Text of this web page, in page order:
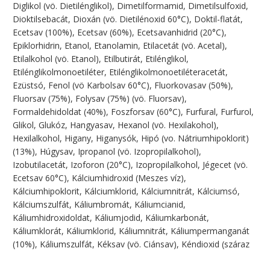
Diglikol (vö. Dietilénglikol), Dimetilformamid, Dimetilsulfoxid,
Dioktilsebacát, Dioxán (vö. Dietilénoxid 60°C), Doktil-flatát,
Ecetsav (100%), Ecetsav (60%), Ecetsavanhidrid (20°C),
Epiklorhidrin, Etanol, Etanolamin, Etilacetát (vö. Acetal),
Etilalkohol (vö. Etanol), Etilbutirát, Etilénglikol,
Etilénglikolmonoetiléter, Etilénglikolmonoetiléteracetát,
Ezüstsó, Fenol (vö Karbolsav 60°C), Fluorkovasav (50%),
Fluorsav (75%), Folysav (75%) (vö. Fluorsav),
Formaldehidoldat (40%), Foszforsav (60°C), Furfural, Furfurol,
Glikol, Glukóz, Hangyasav, Hexanol (vö. Hexilakohol),
Hexilalkohol, Higany, Higanysók, Hipó (vo. Nátriumhipoklorit)
(13%), Húgysav, Ipropanol (vö. Izopropilalkohol),
Izobutilacetát, Izoforon (20°C), Izopropilalkohol, Jégecet (vö.
Ecetsav 60°C), Kálciumhidroxid (Meszes víz),
Kálciumhipoklorit, Kálciumklorid, Kálciumnitrát, Kálciumsó,
Kálciumszulfát, Káliumbromát, Káliumcianid,
Káliumhidroxidoldat, Káliumjodid, Káliumkarbonát,
Káliumklorát, Káliumklorid, Káliumnitrát, Káliumpermanganát
(10%), Káliumszulfát, Kéksav (vö. Ciánsav), Kéndioxid (száraz